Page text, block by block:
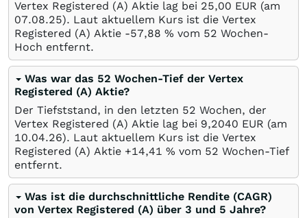
Vertex Registered (A) Aktie lag bei 25,00 EUR (am
07.08.25). Laut aktuellem Kurs ist die Vertex
Registered (A) Aktie -57,88 % vom 52 Wochen-
Hoch entfernt.
Was war das 52 Wochen-Tief der Vertex
Registered (A) Aktie?
Der Tiefststand, in den letzten 52 Wochen, der
Vertex Registered (A) Aktie lag bei 9,2040 EUR (am
10.04.26). Laut aktuellem Kurs ist die Vertex
Registered (A) Aktie +14,41 % vom 52 Wochen-Tief
entfernt.
Was ist die durchschnittliche Rendite (CAGR)
von Vertex Registered (A) über 3 und 5 Jahre?